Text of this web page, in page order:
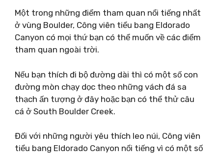
Một trong những điểm tham quan nổi tiếng nhất
ở vùng Boulder, Công viên tiểu bang Eldorado
Canyon có mọi thứ bạn có thể muốn về các điểm
tham quan ngoài trời.
Nếu bạn thích đi bộ đường dài thì có một số con
đường mòn chạy dọc theo những vách đá sa
thạch ấn tượng ở đây hoặc bạn có thể thử câu
cá ở South Boulder Creek.
Đối với những người yêu thích leo núi, Công viên
tiểu bang Eldorado Canyon nổi tiếng vì có một số